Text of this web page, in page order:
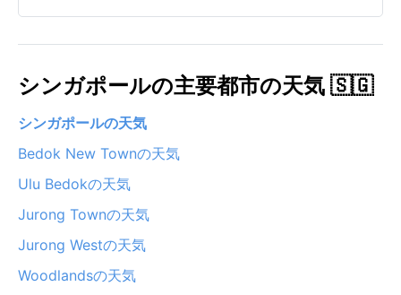
シンガポールの主要都市の天気 🇸🇬
シンガポールの天気
Bedok New Townの天気
Ulu Bedokの天気
Jurong Townの天気
Jurong Westの天気
Woodlandsの天気